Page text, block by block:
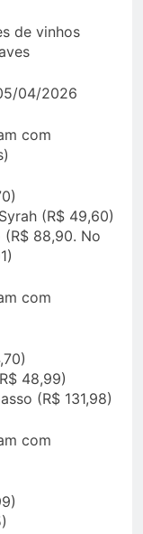
de vinhos
04/2026
com
(R$ 49,60)
(R$ 88,90. No
com
48,99)
(R$ 131,98)
com